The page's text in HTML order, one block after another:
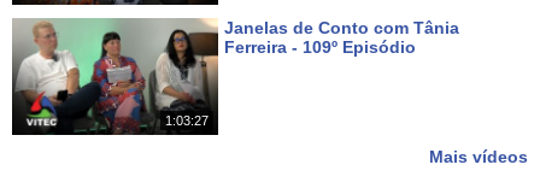
1:03:27
Janelas de Conto com Tânia
Ferreira - 109º Episódio
Mais vídeos